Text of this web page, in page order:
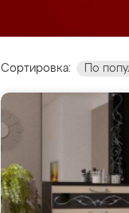
Сортировка: По